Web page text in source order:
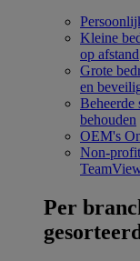
Kleine
op afstand
Grote
en
Beheerde
behouden
OEM's
Non-
Per